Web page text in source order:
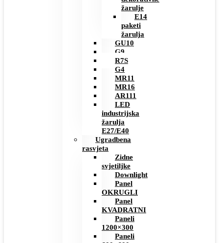
žarulje
E14
paketi
žarulja
GU10
G9
R7S
G4
MR11
MR16
AR111
LED
industrijska
žarulja
E27/E40
Ugradbena
rasvjeta
Zidne
svjetiljke
Downlight
Panel
OKRUGLI
Panel
KVADRATNI
Paneli
1200×300
Paneli